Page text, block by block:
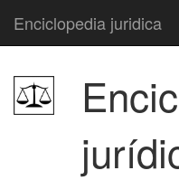
Enciclopedia juridica